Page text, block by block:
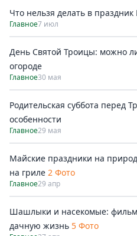
Что нельзя делать в
Главное7 июл
День Святой Троицы: можно
огороде
Главное30 мая
Родительская суббота перед
особенности
Главное29 мая
Майские праздники на
на гриле 2 Фото
Главное29 апр
Шашлыки и насекомые:
дачную жизнь 5 Фото